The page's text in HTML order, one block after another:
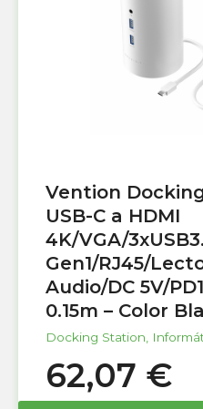
Vention
USB-C a HDMI
4K/VGA/
Gen1/RJ45/
Audio/DC 5V/
0.15m – Color
Docking Station,
62,07 €